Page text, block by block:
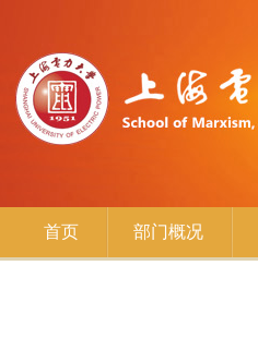
首页 部门概况